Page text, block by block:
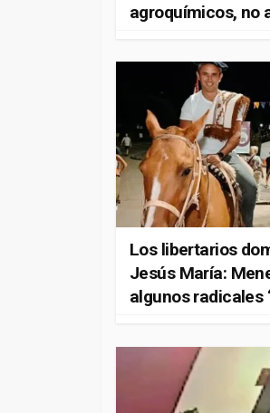
agroquímicos, no
Los libertarios
Jesús María:
algunos radicales